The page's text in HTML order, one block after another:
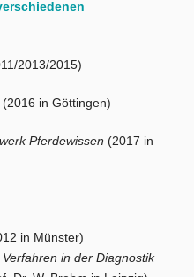
2013/2015)
(2016 in Göttingen)
Pferdewissen (2017 in
in Münster)
in der Diagnostik